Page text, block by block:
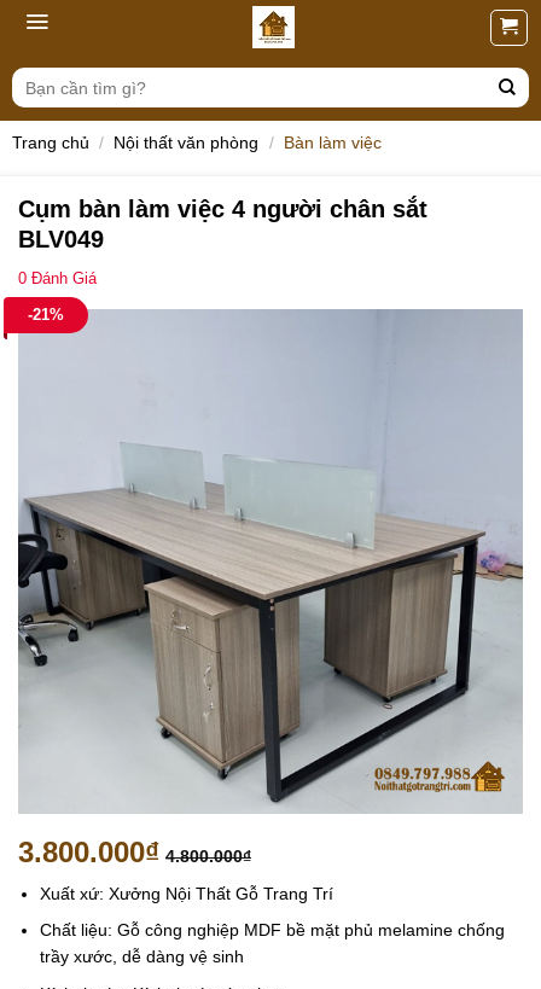
Skip
content
Tìm
kiếm:
Trang chủ / Nội thất văn phòng / Bàn làm việc
Cụm bàn làm việc 4 người chân sắt
BLV049
0 Đánh Giá
-21%
3.800.000₫ 4.800.000₫
Xuất xứ: Xưởng Nội Thất Gỗ Trang Trí
Chất liệu: Gỗ công nghiệp MDF bề mặt phủ melamine chống
trầy xước, dễ dàng vệ sinh